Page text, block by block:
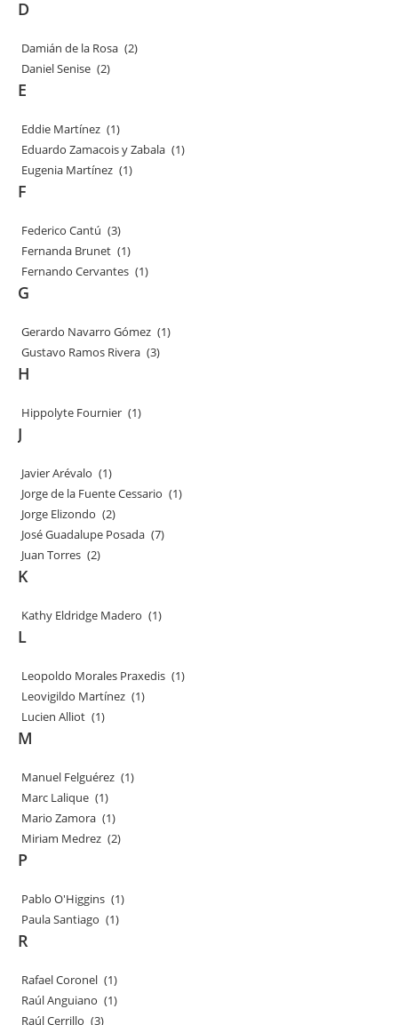
D
Damián de la Rosa (2)
Daniel Senise (2)
E
Eddie Martínez (1)
Eduardo Zamacois y Zabala (1)
Eugenia Martínez (1)
F
Federico Cantú (3)
Fernanda Brunet (1)
Fernando Cervantes (1)
G
Gerardo Navarro Gómez (1)
Gustavo Ramos Rivera (3)
H
Hippolyte Fournier (1)
J
Javier Arévalo (1)
Jorge de la Fuente Cessario (1)
Jorge Elizondo (2)
José Guadalupe Posada (7)
Juan Torres (2)
K
Kathy Eldridge Madero (1)
L
Leopoldo Morales Praxedis (1)
Leovigildo Martínez (1)
Lucien Alliot (1)
M
Manuel Felguérez (1)
Marc Lalique (1)
Mario Zamora (1)
Miriam Medrez (2)
P
Pablo O'Higgins (1)
Paula Santiago (1)
R
Rafael Coronel (1)
Raúl Anguiano (1)
Raúl Cerrillo (3)